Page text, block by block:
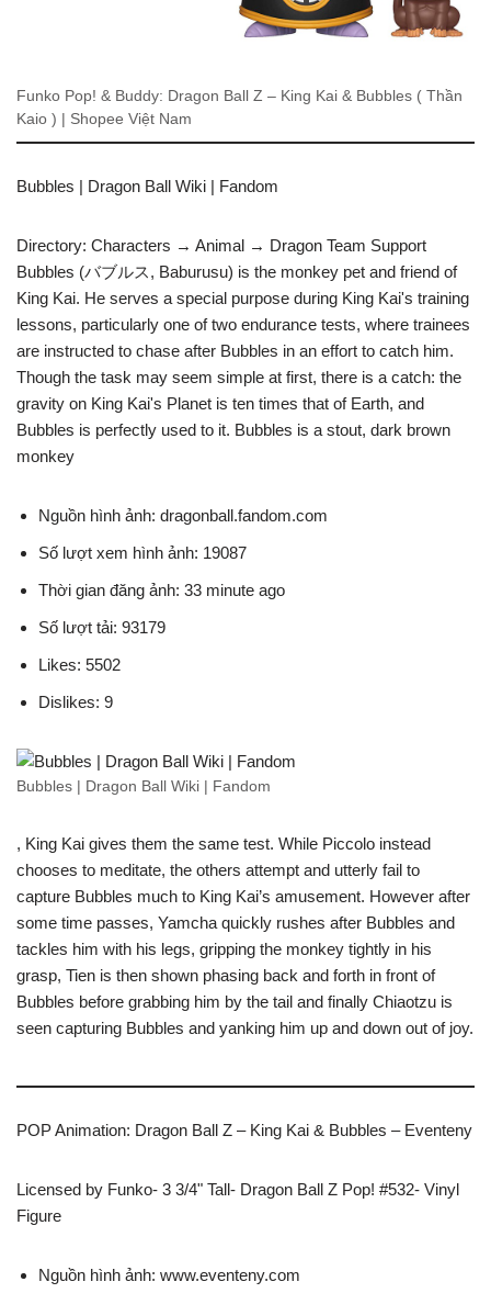
Funko Pop! & Buddy: Dragon Ball Z – King Kai & Bubbles ( Thần
Kaio ) | Shopee Việt Nam
Bubbles | Dragon Ball Wiki | Fandom
Directory: Characters → Animal → Dragon Team Support
Bubbles (バブルス, Baburusu) is the monkey pet and friend of
King Kai. He serves a special purpose during King Kai's training
lessons, particularly one of two endurance tests, where trainees
are instructed to chase after Bubbles in an effort to catch him.
Though the task may seem simple at first, there is a catch: the
gravity on King Kai's Planet is ten times that of Earth, and
Bubbles is perfectly used to it. Bubbles is a stout, dark brown
monkey
Nguồn hình ảnh: dragonball.fandom.com
Số lượt xem hình ảnh: 19087
Thời gian đăng ảnh: 33 minute ago
Số lượt tải: 93179
Likes: 5502
Dislikes: 9
Bubbles | Dragon Ball Wiki | Fandom
, King Kai gives them the same test. While Piccolo instead
chooses to meditate, the others attempt and utterly fail to
capture Bubbles much to King Kai’s amusement. However after
some time passes, Yamcha quickly rushes after Bubbles and
tackles him with his legs, gripping the monkey tightly in his
grasp, Tien is then shown phasing back and forth in front of
Bubbles before grabbing him by the tail and finally Chiaotzu is
seen capturing Bubbles and yanking him up and down out of joy.
POP Animation: Dragon Ball Z – King Kai & Bubbles – Eventeny
Licensed by Funko- 3 3/4" Tall- Dragon Ball Z Pop! #532- Vinyl
Figure
Nguồn hình ảnh: www.eventeny.com